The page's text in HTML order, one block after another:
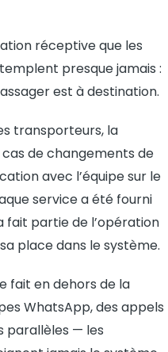
réceptive que les
presque jamais :
est à destination.
transporteurs, la
de changements de
avec l’équipe sur le
service a été fourni
partie de l’opération
place dans le système.
fait en dehors de la
WhatsApp, des appels
parallèles — les